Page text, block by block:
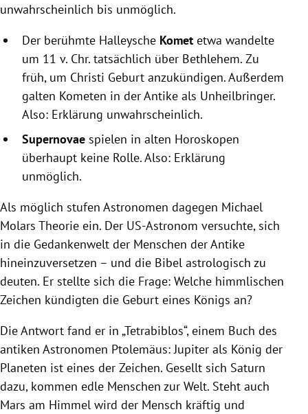
unwahrscheinlich bis unmöglich.
Der berühmte Halleysche Komet etwa wandelte
um 11 v. Chr. tatsächlich über Bethlehem. Zu
früh, um Christi Geburt anzukündigen. Außerdem
galten Kometen in der Antike als Unheilbringer.
Also: Erklärung unwahrscheinlich.
Supernovae spielen in alten Horoskopen
überhaupt keine Rolle. Also: Erklärung
unmöglich.
Als möglich stufen Astronomen dagegen Michael
Molars Theorie ein. Der US-Astronom versuchte, sich
in die Gedankenwelt der Menschen der Antike
hineinzuversetzen – und die Bibel astrologisch zu
deuten. Er stellte sich die Frage: Welche himmlischen
Zeichen kündigten die Geburt eines Königs an?
Die Antwort fand er in „Tetrabiblos“, einem Buch des
antiken Astronomen Ptolemäus: Jupiter als König der
Planeten ist eines der Zeichen. Gesellt sich Saturn
dazu, kommen edle Menschen zur Welt. Steht auch
Mars am Himmel wird der Mensch kräftig und